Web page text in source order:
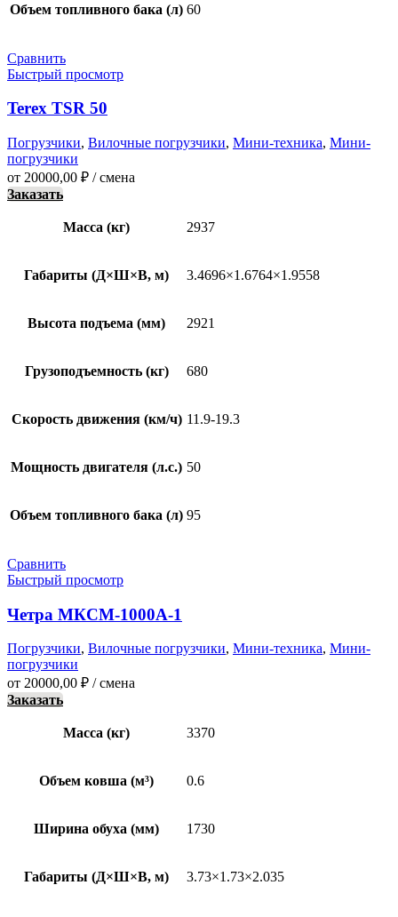
Объем топливного бака (л) 60
Сравнить
Быстрый просмотр
Terex TSR 50
Погрузчики, Вилочные погрузчики, Мини-техника, Мини-
погрузчики
от 20000,00 ₽ / смена
Заказать
Масса (кг) 2937
Габариты (Д×Ш×В, м) 3.4696×1.6764×1.9558
Высота подъема (мм) 2921
Грузоподъемность (кг) 680
Скорость движения (км/ч) 11.9-19.3
Мощность двигателя (л.с.) 50
Объем топливного бака (л) 95
Сравнить
Быстрый просмотр
Четра МКСМ-1000А-1
Погрузчики, Вилочные погрузчики, Мини-техника, Мини-
погрузчики
от 20000,00 ₽ / смена
Заказать
Масса (кг) 3370
Объем ковша (м³) 0.6
Ширина обуха (мм) 1730
Габариты (Д×Ш×В, м) 3.73×1.73×2.035